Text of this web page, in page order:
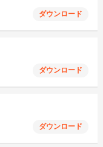
ダウンロード
ダウンロード
ダウンロード